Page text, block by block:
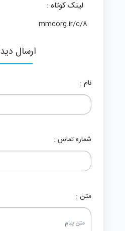
لینک کوتاه :
mmcorg.ir/c/8
ارسال
نام :
شماره تماس :
متن :